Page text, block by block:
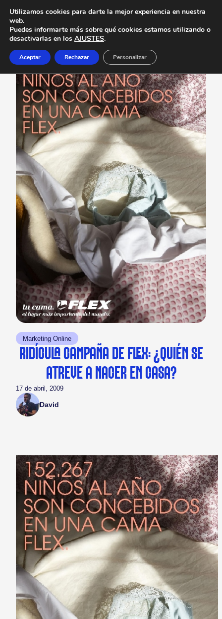
Marketing Online
RIDÍCULA CAMPAÑA DE FLEX: ¿QUIÉN SE
ATREVE A NACER EN CASA?
17 de abril, 2009
David
Utilizamos cookies para darte la mejor experiencia en nuestra
web.
Puedes informarte más sobre qué cookies estamos utilizando o
desactivarlas en los AJUSTES.
Aceptar Rechazar Personalizar